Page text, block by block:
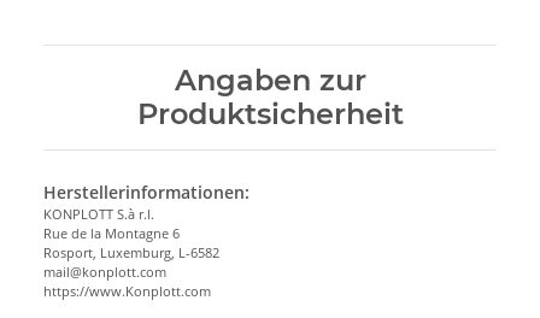
Angaben zur
Produktsicherheit
Herstellerinformationen:
KONPLOTT S.à r.l.
Rue de la Montagne 6
Rosport, Luxemburg, L-6582
mail@konplott.com
https://www.Konplott.com